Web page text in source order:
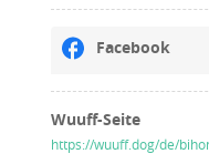
Facebook
Wuuff-Seite
https://wuuff.dog/de/